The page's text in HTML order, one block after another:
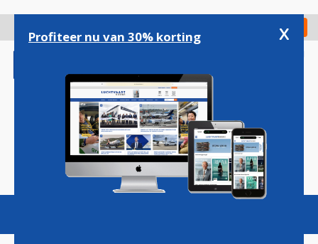
gaan
Check in
Magazine Podcasts Vacatures
Profiteer nu van 30% korting x